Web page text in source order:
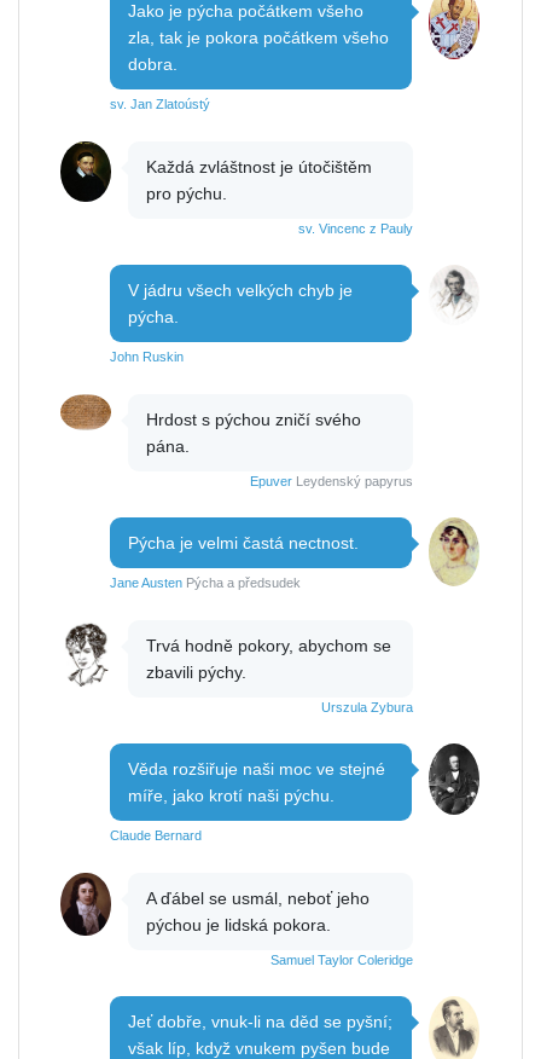
Jako je pýcha počátkem všeho
zla, tak je pokora počátkem všeho
dobra.
sv. Jan Zlatoústý
Každá zvláštnost je útočištěm
pro pýchu.
sv. Vincenc z Pauly
V jádru všech velkých chyb je
pýcha.
John Ruskin
Hrdost s pýchou zničí svého
pána.
Epuver Leydenský papyrus
Pýcha je velmi častá nectnost.
Jane Austen Pýcha a předsudek
Trvá hodně pokory, abychom se
zbavili pýchy.
Urszula Zybura
Věda rozšiřuje naši moc ve stejné
míře, jako krotí naši pýchu.
Claude Bernard
A ďábel se usmál, neboť jeho
pýchou je lidská pokora.
Samuel Taylor Coleridge
Jeť dobře, vnuk-li na děd se pyšní;
však líp, když vnukem pyšen bude